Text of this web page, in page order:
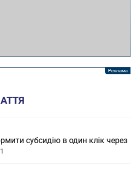
субсидію в один клік через
1